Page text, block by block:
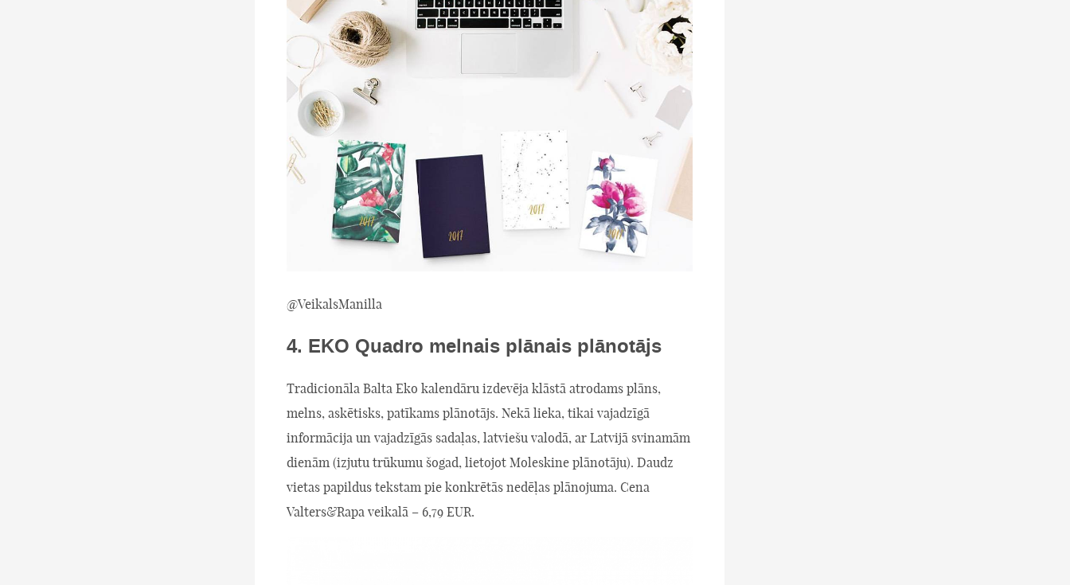
@VeikalsManilla
4. EKO Quadro melnais plānais plānotājs
Tradicionāla Balta Eko kalendāru izdevēja klāstā atrodams plāns,
melns, askētisks, patīkams plānotājs. Nekā lieka, tikai vajadzīgā
informācija un vajadzīgās sadaļas, latviešu valodā, ar Latvijā svinamām
dienām (izjutu trūkumu šogad, lietojot Moleskine plānotāju). Daudz
vietas papildus tekstam pie konkrētās nedēļas plānojuma. Cena
Valters&Rapa veikalā – 6,79 EUR.